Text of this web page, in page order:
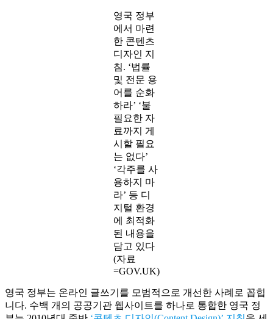
영국 정부
에서 마련
한 콘텐츠
디자인 지
침. ‘법률
및 전문 용
어를 순화
하라’ ‘불
필요한 자
료까지 게
시할 필요
는 없다’
‘각주를 사
용하지 마
라’ 등 디
지털 환경
에 최적화
된 내용을
담고 있다
(자료
=GOV.UK)
영국 정부는 온라인 글쓰기를 모범적으로 개선한 사례로 꼽힙
니다. 수백 개의 공공기관 웹사이트를 하나로 통합한 영국 정